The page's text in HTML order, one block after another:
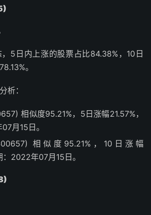
5日内上涨的股票占比84.38%，10日
。
析：
相似度95.21%，5日涨幅21.57%，
月15日。
相似度95.21%，10日涨幅
2022年07月15日。